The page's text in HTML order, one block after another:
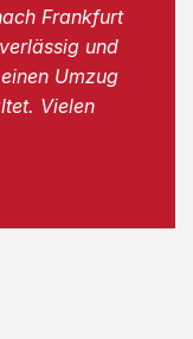
Frankfurt
und
Umzug
Vielen